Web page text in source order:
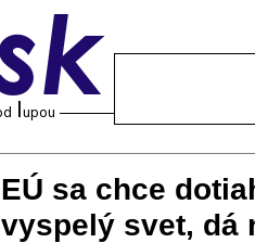
EÚ sa chce
vyspelý svet, dá